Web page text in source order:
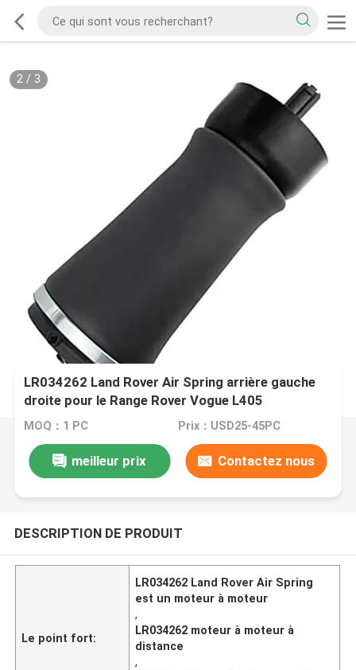
2/ 3
LR034262 Land Rover Air Spring arrière gauche
droite pour le Range Rover Vogue L405
MOQ：1 PC Prix：USD25-45PC
meilleur prix Contactez nous
DESCRIPTION DE PRODUIT
Le point fort:
LR034262 Land Rover Air Spring
est un moteur à moteur
,
LR034262 moteur à moteur à
distance
,